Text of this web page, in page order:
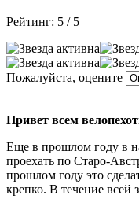
Рейтинг: 5 / 5
Пожалуйста, оцените
Привет всем
Еще в прошлом году в
проехать по Старо-
прошлом году это
крепко. В течение